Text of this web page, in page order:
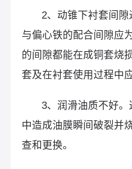
2、动锥下衬套间
与偏心铁的配合间隙应
的间隙都能在成铜套烧
套及在衬套使用过程中
3、润滑油质不好
中造成油膜瞬间破裂并
查和更换。